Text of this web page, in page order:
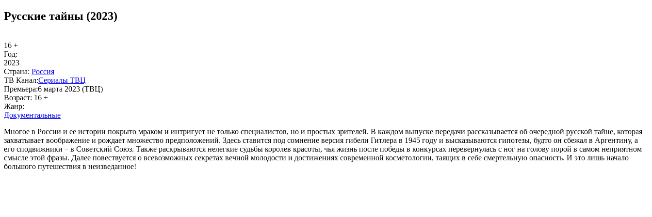
Русские тайны (2023)
16 +
Год:
2023
Стра­на: Рос­сия
ТВ Ка­нал:Сериалы ТВЦ
Пре­мье­ра:6 марта 2023 (ТВЦ)
Воз­раст: 16 +
Жанр:
До­ку­мен­таль­ные
Многое в России и ее истории покрыто мраком и интригует не только специалистов, но и простых зрителей. В каждом выпуске передачи рассказывается об очередной русской тайне, которая
захватывает воображение и рождает множество предположений. Здесь ставится под сомнение версия гибели Гитлера в 1945 году и высказываются гипотезы, будто он сбежал в Аргентину, а
его сподвижники – в Советский Союз. Также раскрываются нелегкие судьбы королев красоты, чья жизнь после победы в конкурсах перевернулась с ног на голову порой в самом неприятном
смысле этой фразы. Далее повествуется о всевозможных секретах вечной молодости и достижениях современной косметологии, таящих в себе смертельную опасность. И это лишь начало
большого путешествия в неизведанное!